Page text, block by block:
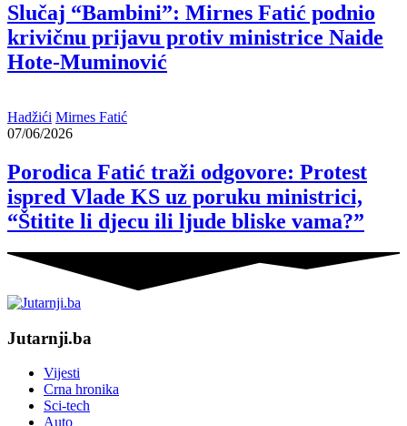
Slučaj “Bambini”: Mirnes Fatić podnio
krivičnu prijavu protiv ministrice Naide
Hote-Muminović
Hadžići Mirnes Fatić
07/06/2026
Porodica Fatić traži odgovore: Protest
ispred Vlade KS uz poruku ministrici,
“Štitite li djecu ili ljude bliske vama?”
Jutarnji.ba
Vijesti
Crna hronika
Sci-tech
Auto